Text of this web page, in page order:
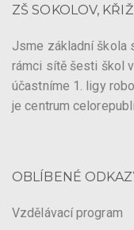
ZŠ SOKOLOV,
Jsme základní škola
rámci sítě šesti škol
účastníme 1. ligy
je centrum
OBLÍBENÉ
Vzdělávací program